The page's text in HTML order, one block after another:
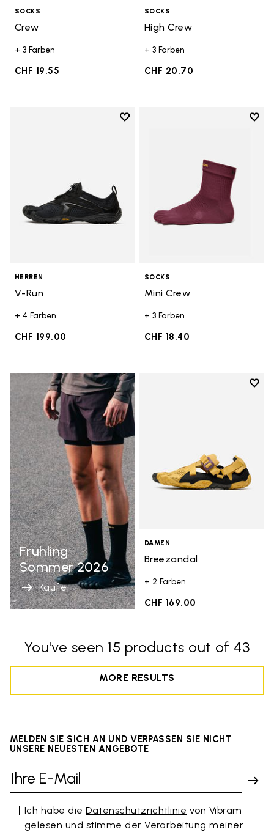
SOCKS
Crew
+ 3 Farben
CHF 19.55
SOCKS
High Crew
+ 3 Farben
CHF 20.70
Add to wishlist
HERREN
V-Run
+ 4 Farben
CHF 199.00
Add
SOCKS
Mini Crew
+ 3 Farben
CHF 18.40
Fruhling
Sommer 2026
Kaufe
Add
DAMEN
Breezandal
+ 2 Farben
CHF 169.00
You've seen 15 products out of 43
MORE RESULTS
MELDEN SIE SICH AN UND VERPASSEN SIE NICHT
UNSERE NEUESTEN ANGEBOTE
Ich habe dieDatenschutzrichtlinie von Vibram
gelesen und stimme der Verarbeitung meiner